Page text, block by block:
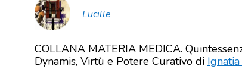
Lucille
COLLANA MATERIA MEDICA.
Dynamis, Virtù e Potere Curativo di